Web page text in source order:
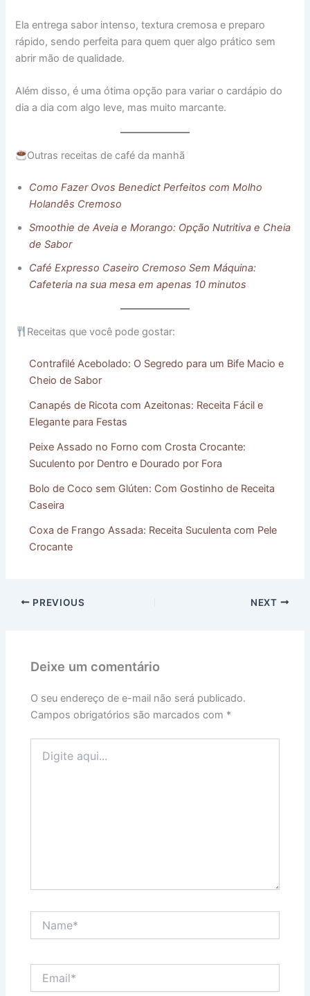
Ela entrega sabor intenso, textura cremosa e preparo
rápido, sendo perfeita para quem quer algo prático sem
abrir mão de qualidade.
Além disso, é uma ótima opção para variar o cardápio do
dia a dia com algo leve, mas muito marcante.
Outras receitas de café da manhã
Como Fazer Ovos Benedict Perfeitos com Molho
Holandês Cremoso
Smoothie de Aveia e Morango: Opção Nutritiva e Cheia
de Sabor
Café Expresso Caseiro Cremoso Sem Máquina:
Cafeteria na sua mesa em apenas 10 minutos
Receitas que você pode gostar:
Contrafilé Acebolado: O Segredo para um Bife Macio e
Cheio de Sabor
Canapés de Ricota com Azeitonas: Receita Fácil e
Elegante para Festas
Peixe Assado no Forno com Crosta Crocante:
Suculento por Dentro e Dourado por Fora
Bolo de Coco sem Glúten: Com Gostinho de Receita
Caseira
Coxa de Frango Assada: Receita Suculenta com Pele
Crocante
PREVIOUS NEXT
Deixe um comentário
O seu endereço de e-mail não será publicado.
Campos obrigatórios são marcados com *
aqui...